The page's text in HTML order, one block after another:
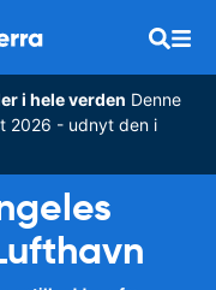
i hele verden Denne
2026 - udnyt den i